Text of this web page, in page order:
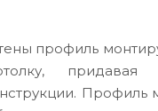
профиль
придавая
Профиль